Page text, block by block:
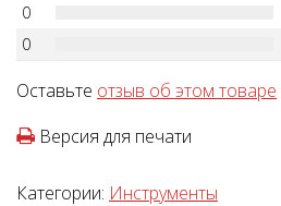
0
0
Оставьте отзыв об этом товаре
Версия для печати
Категории: Инструменты